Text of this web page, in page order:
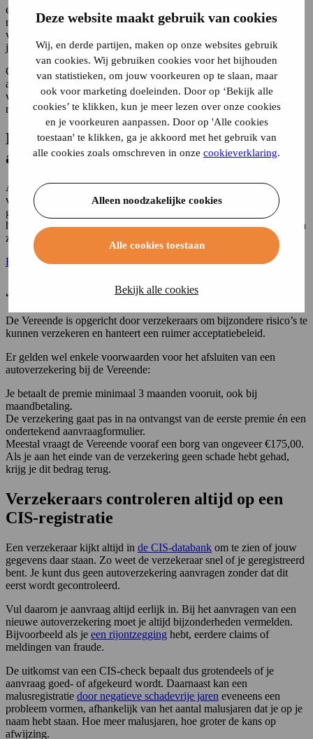
Deze website maakt gebruik van cookies
Wij, en derde partijen, maken op onze websites gebruik
van cookies. Wij gebruiken cookies voor het bijhouden
van statistieken, om jouw voorkeuren op te slaan, maar
ook voor marketing doeleinden. Door op ‘Bekijk alle
cookies’ te klikken, kun je meer lezen over onze cookies
en je voorkeuren aanpassen. Door op 'Alle cookies
toestaan' te klikken, ga je akkoord met het gebruik van
alle cookies zoals omschreven in onze cookieverklaring.
Alleen noodzakelijke cookies
Alle cookies toestaan
Bekijk alle cookies
een CIS-registratie aan, omdat je dan een te groot risico vormt. We
raden aan om je autoverzekering eerst aan te vragen bij een gewone
verzekeringsmaatschappij. Wees altijd eerlijk bij je aanvraag. Lieg
je? Dat wordt gezien als fraude en krijg je nog meer problemen.
Gelukkig kun je ook met een CIS-registratie een autoverzekering
afsluiten. Er zijn andere opties buiten de reguliere
verzekeringsmaatschappijen om je auto toch te verzekeren. Je kunt
namelijk altijd terecht bijverzekeringsmaatschappij de Vereende
De kosten van een autoverzekering
afsluiten met CIS-registratie
Als je een CIS-registratie hebt, zijn de kosten voor het verzekeren
van je auto hoger dan gebruikelijk. Bij verzekeringsmaatschappijen
geldt dat naarmate het risico hoger wordt ingeschat, de premie ook
hoger is. Bij de Vereende zijn er geen standaardpremies. De tarieven
zijn afgestemd op jouw specifieke situatie.
Bereken direct je premie
Je auto verzekeren bij de Vereende
De Vereende is opgericht door verzekeraars om bijzondere risico’s te
kunnen verzekeren en hanteert een ruimer acceptatiebeleid.
Er gelden wel enkele voorwaarden voor het afsluiten van een
autoverzekering bij de Vereende:
Je betaalt de premie minimaal 3 maanden vooruit, ook bij
maandbetaling.
De verzekering gaat pas in na ontvangst van de eerste premie én een
ondertekend aanvraagformulier.
Meestal vraagt de Vereende vooraf een borg van ongeveer €175,00.
Als je aan het einde van de verzekering geen schade hebt gehad,
krijg je dit bedrag terug.
Verzekeraars controleren altijd op een
CIS-registratie
Een verzekeraar kijkt altijd in de CIS-databank om te zien of jouw
gegevens daar staan. Zo weet de verzekeraar snel of je geregistreerd
bent. Je kunt dus geen autoverzekering aanvragen zonder dat dit
eerst wordt gecontroleerd.
Vul daarom je aanvraag altijd eerlijk in. Bij het aanvragen van een
nieuwe autoverzekering moet je altijd bijzonderheden vermelden.
Bijvoorbeeld als je een rijontzegging hebt, eerdere claims of
meldingen van fraude.
De uitkomst van een CIS-check bepaalt dus grotendeels of je
aanvraag goed- of afgekeurd wordt. Daarnaast kan een
malusregistratie door negatieve schadevrije jaren eveneens een
probleem vormen, afhankelijk van het aantal malusjaren dat je op je
naam hebt staan. Hoe meer malusjaren, hoe groter de kans op
afwijzing.